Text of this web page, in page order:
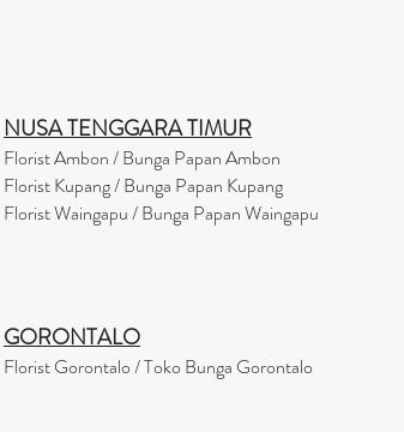
NUSA TENGGARA TIMUR
Florist Ambon / Bunga Papan Ambon
Florist Kupang / Bunga Papan Kupang
Florist Waingapu / Bunga Papan Waingapu
GORONTALO
Florist Gorontalo / Toko Bunga Gorontalo